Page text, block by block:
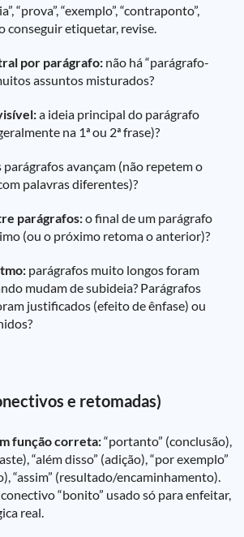
“prova”, “exemplo”, “contraponto”,
conseguir etiquetar, revise.
por parágrafo: não há “parágrafo-
assuntos misturados?
a ideia principal do parágrafo
na 1ª ou 2ª frase)?
parágrafos avançam (não repetem o
palavras diferentes)?
parágrafos:o final de um parágrafo
(ou o próximo retoma o anterior)?
parágrafos muito longos foram
mudam de subideia? Parágrafos
justificados (efeito de ênfase) ou
e retomadas)
função correta:“portanto” (conclusão),
“além disso” (adição), “por exemplo”
“assim” (resultado/encaminhamento).
“bonito” usado só para enfeitar,
real.